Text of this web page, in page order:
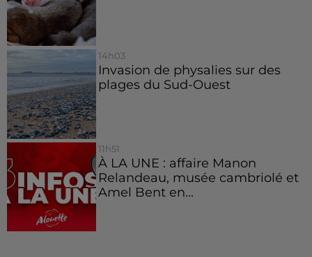
14h03
Invasion de physalies sur des
plages du Sud-Ouest
11h51
À LA UNE : affaire Manon
Relandeau, musée cambriolé et
Amel Bent en...